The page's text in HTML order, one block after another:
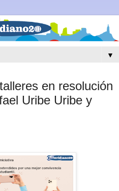
▼
en resolución
Uribe Uribe y